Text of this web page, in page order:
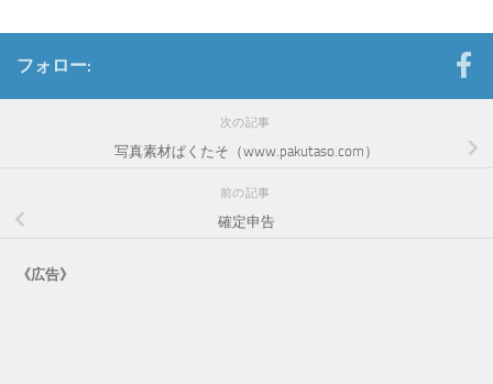
フォロー:
次の記事
写真素材ぱくたそ（www.pakutaso.com）
前の記事
確定申告
《広告》